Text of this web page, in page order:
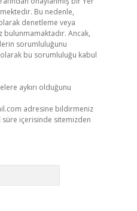
Bu nedenle,
denetleme veya
bulunmamaktadır. Ancak,
sorumluluğunu
bu sorumluluğu kabul
aykırı olduğunu
adresine bildirmeniz
içerisinde sitemizden